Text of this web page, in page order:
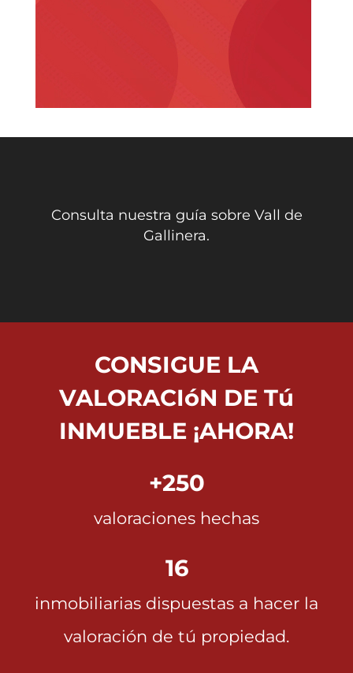
Consulta nuestra guía sobre Vall de
Gallinera.
CONSIGUE LA
VALORACIóN DE Tú
INMUEBLE ¡AHORA!
+250
valoraciones hechas
16
inmobiliarias dispuestas a hacer la
valoración de tú propiedad.